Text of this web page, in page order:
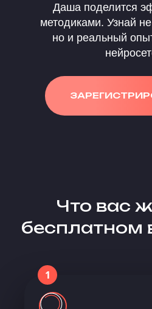
Даша поделится
методиками. Узнай
но и реальный
Что вас
бесплатном
1